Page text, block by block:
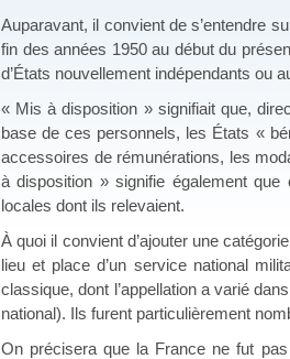
Auparavant, il convient de s’entendre
fin des années 1950 au début du
d’États nouvellement indépendants ou
« Mis à disposition » signifiait que,
base de ces personnels, les États «
accessoires de rémunérations, les
à disposition » signifie également
locales dont ils relevaient.
À quoi il convient d’ajouter une
lieu et place d’un service national
classique, dont l’appellation a varié
national). Ils furent particulièrement
On précisera que la France ne fut